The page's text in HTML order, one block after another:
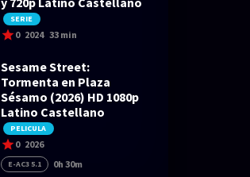
SERIE
0 2024 33 min
Sesame Street:
Tormenta en Plaza
Sésamo (2026) HD 1080p
Latino Castellano
PELICULA
0 2026
E-AC3 5.1 0h 30m